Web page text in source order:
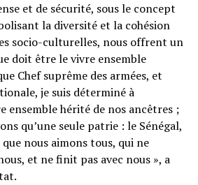
et de sécurité, sous le concept
la diversité et la cohésion
socio-culturelles, nous offrent un
doit être le vivre ensemble
Chef suprême des armées, et
je suis déterminé à
ensemble hérité de nos ancêtres ;
qu’une seule patrie : le Sénégal,
nous aimons tous, qui ne
et ne finit pas avec nous », a